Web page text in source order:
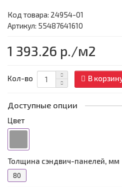
Код товара: 24954-01
Артикул: 55487641610
1 393.26 р./м2
Кол-во В
Доступные опции
Цвет
Толщина сэндвич-панелей, мм
80